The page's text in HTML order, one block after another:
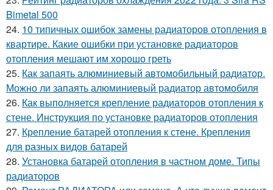
Bimetal 500
24. 10 типичных ошибок замены радиаторов отопления в
квартире. Какие ошибки при установке радиаторов
отопления мешают им хорошо греть
25. Как запаять алюминиевый автомобильный радиатор.
Можно ли запаять алюминиевый радиатор автомобиля
26. Как выполняется крепление радиаторов отопления к
стене. Инструкция по установке радиаторов отопления
27. Крепление батарей отопления к стене. Крепления
для разных видов батарей
28. Установка батарей отопления в частном доме. Типы
радиаторов